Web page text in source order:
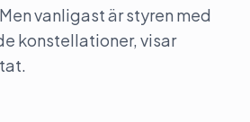
vanligast är styren med
konstellationer, visar